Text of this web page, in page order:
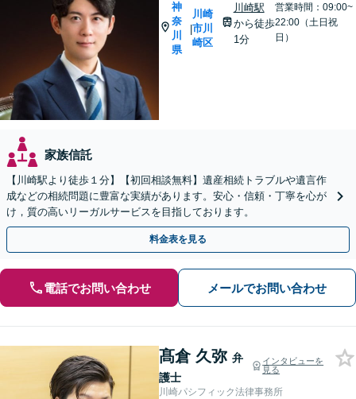
神
奈
川
県
|
川崎
市川
崎区
川崎駅
から徒歩
1分
営業時間：09:00~
22:00（土日祝
日）
家族信託
【川崎駅より徒歩１分】【初回相談無料】遺産相続トラブルや遺言作
成などの相続問題に豊富な実績があります。安心・信頼・丁寧を心が
け，質の高いリーガルサービスを目指しております。
料金表を見る
電話でお問い合わせ メールでお問い合わせ
髙倉 久弥 弁
護士
インタビューを
見る
川崎パシフィック法律事務所